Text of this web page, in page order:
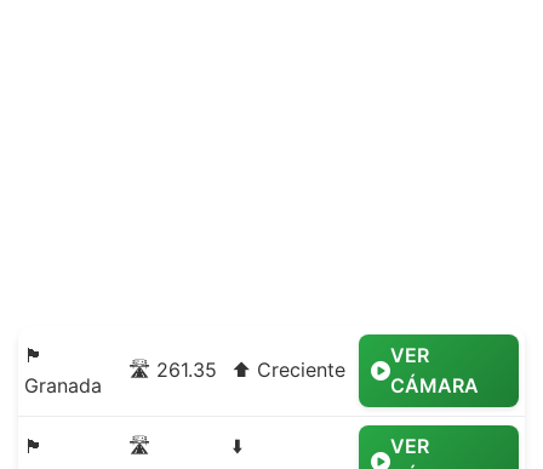
🏴
Granada
🛣️ 261.35 ⬆️ Creciente
VER
CÁMARA
🏴
🛣️
⬇️
VER